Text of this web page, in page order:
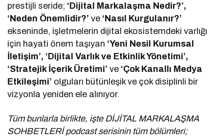
prestijli seride; ‘Dijital Markalaşma Nedir?’,
‘Neden Önemlidir?’ ve ‘Nasıl Kurgulanır?’
ekseninde, işletmelerin dijital ekosistemdeki varlığı
için hayati önem taşıyan ‘Yeni Nesil Kurumsal
İletişim’, ‘Dijital Varlık ve Etkinlik Yönetimi’,
‘Stratejik İçerik Üretimi’ve ‘Çok Kanallı Medya
Etkileşimi’ olguları bütünleşik ve çok disiplinli bir
vizyonla yeniden ele alınıyor.
Tüm bunlarla birlikte, işte DİJİTAL MARKALAŞMA
SOHBETLERİ podcast serisinin tüm bölümleri;